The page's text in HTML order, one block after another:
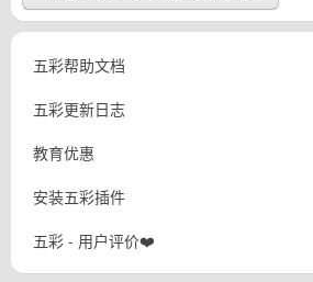
五彩帮助文档
五彩更新日志
教育优惠
安装五彩插件
五彩 - 用户评价❤️